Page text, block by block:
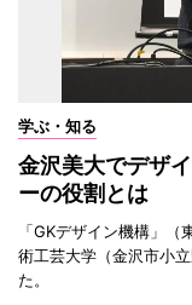
学ぶ・知る
金沢美大でデザ
ーの役割とは
「GKデザイン機構」
術工芸大学（金沢市小
た。